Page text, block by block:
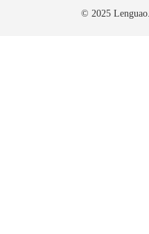
© 2025